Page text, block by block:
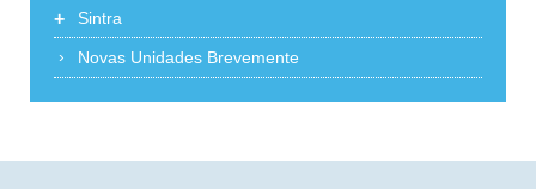
+ Sintra
Novas Unidades Brevemente